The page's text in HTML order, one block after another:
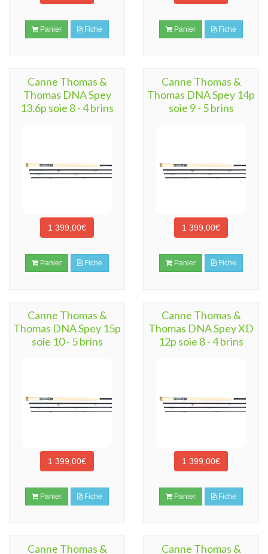
Panier Fiche Panier Fiche
Canne Thomas &
Thomas DNA Spey
13.6p soie 8 - 4 brins
1 399,00€
Panier Fiche
Canne Thomas &
Thomas DNA Spey 14p
soie 9 - 5 brins
1 399,00€
Panier Fiche
Canne Thomas &
Thomas DNA Spey 15p
soie 10 - 5 brins
1 399,00€
Panier Fiche
Canne Thomas &
Thomas DNA Spey XD
12p soie 8 - 4 brins
1 399,00€
Panier Fiche
Canne Thomas & Canne Thomas &